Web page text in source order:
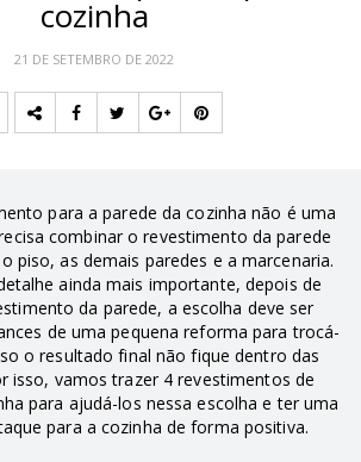
cozinha
21 DE SETEMBRO DE 2022
para a parede da cozinha não é uma
combinar o revestimento da parede
piso, as demais paredes e a marcenaria.
ainda mais importante, depois de
da parede, a escolha deve ser
de uma pequena reforma para trocá-
o resultado final não fique dentro das
isso, vamos trazer 4 revestimentos de
para ajudá-los nessa escolha e ter uma
para a cozinha de forma positiva.